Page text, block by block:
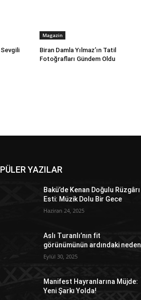
Magazin
Biran Damla Yılmaz’ın Tatil
Fotoğrafları Gündem Oldu
YAZILAR
Bakü’de Kenan Doğulu Rüzgârı
Esti: Müzik Dolu Bir Gece
Haziran 24, 2025
Aslı Turanlı’nın fit
görünümünün ardındaki neden
Eylül 30, 2025
Manifest Hayranlarına Müjde:
Yeni Şarkı Yolda!